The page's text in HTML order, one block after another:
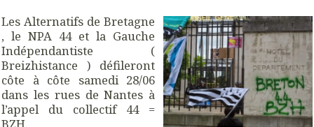
Les Alternatifs de Bretagne
, le NPA 44 et la Gauche
Indépendantiste (
Breizhistance ) défileront
côte à côte samedi 28/06
dans les rues de Nantes à
l’appel du collectif 44 =